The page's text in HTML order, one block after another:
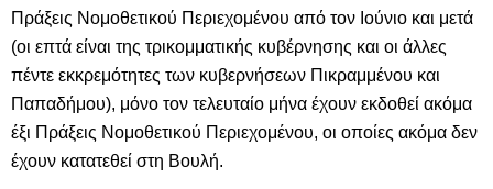
Πράξεις Νομοθετικού Περιεχομένου από τον Ιούνιο και μετά
(οι επτά είναι της τρικομματικής κυβέρνησης και οι άλλες
πέντε εκκρεμότητες των κυβερνήσεων Πικραμμένου και
Παπαδήμου), μόνο τον τελευταίο μήνα έχουν εκδοθεί ακόμα
έξι Πράξεις Νομοθετικού Περιεχομένου, οι οποίες ακόμα δεν
έχουν κατατεθεί στη Βουλή.